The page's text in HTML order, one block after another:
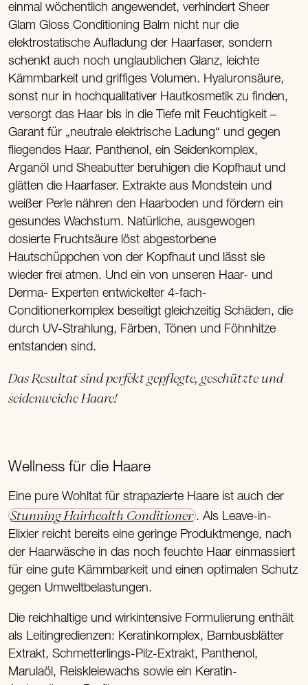
einmal wöchentlich angewendet, verhindert Sheer
Glam Gloss Conditioning Balm nicht nur die
elektrostatische Aufladung der Haarfaser, sondern
schenkt auch noch unglaublichen Glanz, leichte
Kämmbarkeit und griffiges Volumen. Hyaluronsäure,
sonst nur in hochqualitativer Hautkosmetik zu finden,
versorgt das Haar bis in die Tiefe mit Feuchtigkeit –
Garant für „neutrale elektrische Ladung“ und gegen
fliegendes Haar. Panthenol, ein Seidenkomplex,
Arganöl und Sheabutter beruhigen die Kopfhaut und
glätten die Haarfaser. Extrakte aus Mondstein und
weißer Perle nähren den Haarboden und fördern ein
gesundes Wachstum. Natürliche, ausgewogen
dosierte Fruchtsäure löst abgestorbene
Hautschüppchen von der Kopfhaut und lässt sie
wieder frei atmen. Und ein von unseren Haar- und
Derma- Experten entwickelter 4-fach-
Conditionerkomplex beseitigt gleichzeitig Schäden, die
durch UV-Strahlung, Färben, Tönen und Föhnhitze
entstanden sind.
Das Resultat sind perfekt gepflegte, geschützte und
seidenweiche Haare!
Wellness für die Haare
Eine pure Wohltat für strapazierte Haare ist auch der
Stunning Hairhealth Conditioner. Als Leave-in-
Elixier reicht bereits eine geringe Produktmenge, nach
der Haarwäsche in das noch feuchte Haar einmassiert
für eine gute Kämmbarkeit und einen optimalen Schutz
gegen Umweltbelastungen.
Die reichhaltige und wirkintensive Formulierung enthält
als Leitingredienzen: Keratinkomplex, Bambusblätter
Extrakt, Schmetterlings-Pilz-Extrakt, Panthenol,
Marulaöl, Reiskleiewachs sowie ein Keratin-